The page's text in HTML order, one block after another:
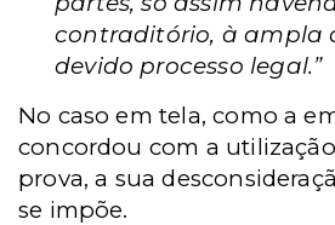
contraditório, à ampla
devido processo legal.”
No caso em tela, como a
concordou com a
prova, a sua
se impõe.